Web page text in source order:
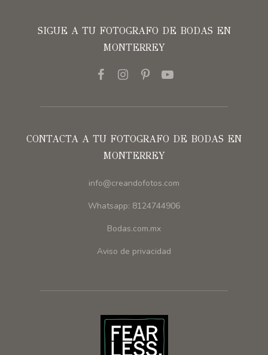
SIGUE A TU FOTOGRAFO DE BODAS EN
MONTERREY
CONTACTA A TU FOTOGRAFO DE BODAS EN
MONTERREY
info@creandofotos.com
Whatsapp: 8124744906
Bodas.com.mx
Aviso de privacidad